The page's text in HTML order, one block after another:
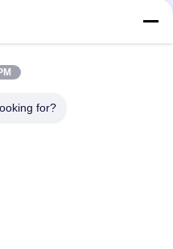
40 100G 80KM
Adapter
mit Verriegelung / ohne
for?